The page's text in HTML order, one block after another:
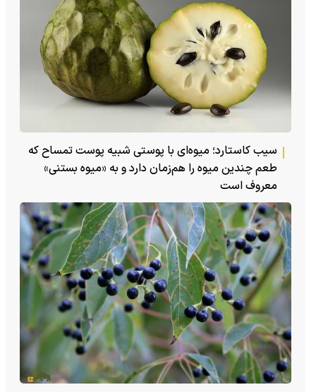
سیب کاستارد؛ میوه‌ای با پوستی شبیه پوست تمساح که
طعم چندین میوه را هم‌زمان دارد و به «میوه بستنی»
معروف است